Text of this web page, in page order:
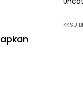
KKSU BI